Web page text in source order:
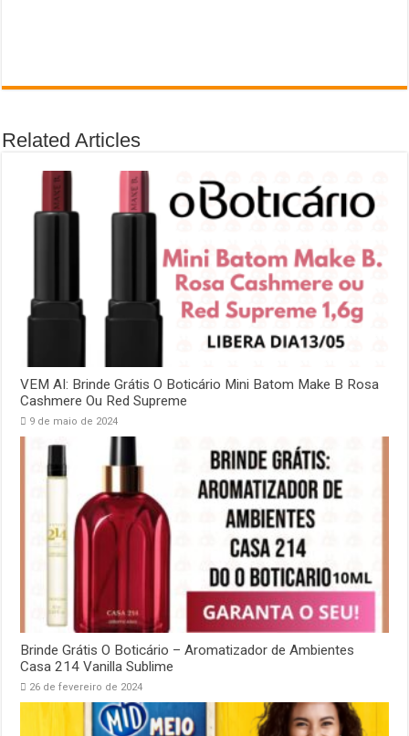
Related Articles
VEM AI: Brinde Grátis O Boticário Mini Batom Make B Rosa
Cashmere Ou Red Supreme
9 de maio de 2024
Brinde Grátis O Boticário – Aromatizador de Ambientes
Casa 214 Vanilla Sublime
26 de fevereiro de 2024